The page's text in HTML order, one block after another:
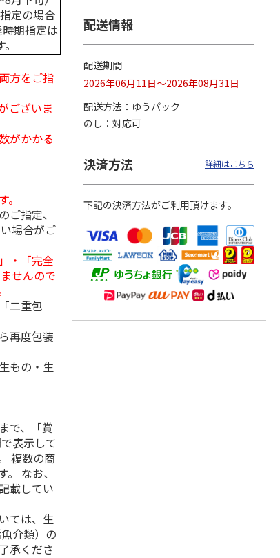
呼子朝市ひもの詰合
せ
4.5
3,300円
＜お中元＞函館味く
5.0
（1）
2,800円
(送料・税込)
ト
定の場合
期指定は
方をご指
ございま
がかかる
指定、
場合がご
・「完全
せんので
二重包
再度包装
もの・生
で、「賞
表示して
複数の商
なお、
載してい
ては、生
介類）の
承くださ
配送情報
配送期間
2026年06月11日～2026年08月31日
配送方法
ゆうパック
のし
対応可
決済方法 詳細はこちら
下記の決済方法がご利用頂けます。